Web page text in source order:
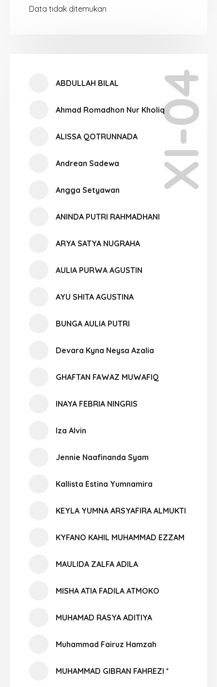
Data tidak ditemukan
XI-04
ABDULLAH BILAL
Ahmad Romadhon Nur Kholiq
ALISSA QOTRUNNADA
Andrean Sadewa
Angga Setyawan
ANINDA PUTRI RAHMADHANI
ARYA SATYA NUGRAHA
AULIA PURWA AGUSTIN
AYU SHITA AGUSTINA
BUNGA AULIA PUTRI
Devara Kyna Neysa Azalia
GHAFTAN FAWAZ MUWAFIQ
INAYA FEBRIA NINGRIS
Iza Alvin
Jennie Naafinanda Syam
Kallista Estina Yumnamira
KEYLA YUMNA ARSYAFIRA ALMUKTI
KYFANO KAHIL MUHAMMAD EZZAM
MAULIDA ZALFA ADILA
MISHA ATIA FADILA ATMOKO
MUHAMAD RASYA ADITIYA
Muhammad Fairuz Hamzah
MUHAMMAD GIBRAN FAHREZI *